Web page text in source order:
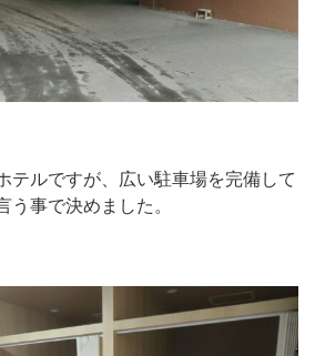
テルですが、広い駐車場を完備して
う事で決めました。